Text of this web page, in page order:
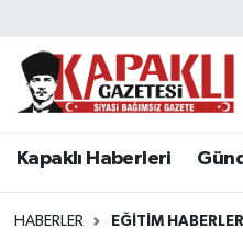
Kapaklı Haberleri
HABERLER EĞITIM HABERLERI
Kapaklı Haberleri
Asayiş
Tekirdağ Nöbetçi
Tekirdağ Namaz